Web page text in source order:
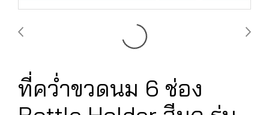
ที่คว่ำขวดนม 6 ช่อง